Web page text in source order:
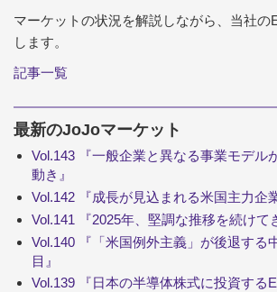
マーケットの状況を解説しながら、当社の
します。
記事一覧
最新のJoJoマーケット
Vol.143 『一般企業と異なる事業モデル
動き』
Vol.142 『成長が見込まれる米国主力企業
Vol.141 『2025年、堅調な推移を続けて
Vol.140 『「米国例外主義」が後退する
目』
Vol.139 『日本の半導体株式に投資する